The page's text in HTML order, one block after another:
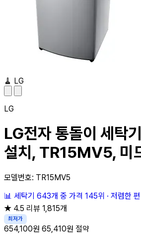
🧹 LG
LG
LG전자 통돌이 세탁
설치, TR15MV5, 미
모델번호: TR15MV5
📊 세탁기 643개 중 가격 145위 · 저렴한 편
★ 4.5 리뷰 1,815개
최저가
654,100원 65,410원 절약